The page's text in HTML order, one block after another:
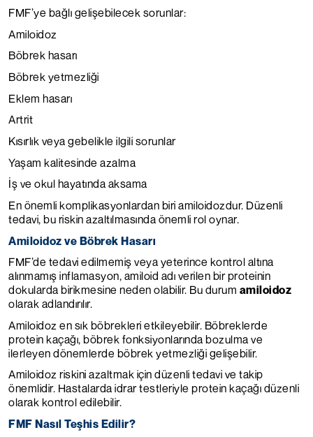
FMF’ye bağlı gelişebilecek sorunlar:
Amiloidoz
Böbrek hasarı
Böbrek yetmezliği
Eklem hasarı
Artrit
Kısırlık veya gebelikle ilgili sorunlar
Yaşam kalitesinde azalma
İş ve okul hayatında aksama
En önemli komplikasyonlardan biri amiloidozdur. Düzenli
tedavi, bu riskin azaltılmasında önemli rol oynar.
Amiloidoz ve Böbrek Hasarı
FMF’de tedavi edilmemiş veya yeterince kontrol altına
alınmamış inflamasyon, amiloid adı verilen bir proteinin
dokularda birikmesine neden olabilir. Bu durum amiloidoz
olarak adlandırılır.
Amiloidoz en sık böbrekleri etkileyebilir. Böbreklerde
protein kaçağı, böbrek fonksiyonlarında bozulma ve
ilerleyen dönemlerde böbrek yetmezliği gelişebilir.
Amiloidoz riskini azaltmak için düzenli tedavi ve takip
önemlidir. Hastalarda idrar testleriyle protein kaçağı düzenli
olarak kontrol edilebilir.
FMF Nasıl Teşhis Edilir?